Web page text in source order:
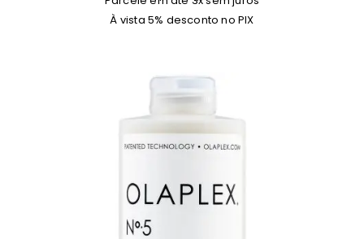
À vista 5% desconto no PIX